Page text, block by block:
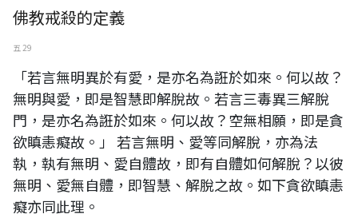
佛教戒殺的定義
五 29
「若言無明異於有愛，是亦名為誑於如來。何以故？
無明與愛，即是智慧即解脫故。若言三毒異三解脫
門，是亦名為誑於如來。何以故？空無相願，即是貪
欲瞋恚癡故。」 若言無明、愛等同解脫，亦為法
執，執有無明、愛自體故，即有自體如何解脫？以彼
無明、愛無自體，即智慧、解脫之故。如下貪欲瞋恚
癡亦同此理。